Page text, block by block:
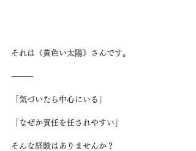
それは《黄色い太陽》さんです。
⸻
「気づいたら中心にいる」
「なぜか責任を任されやすい」
そんな経験はありませんか？